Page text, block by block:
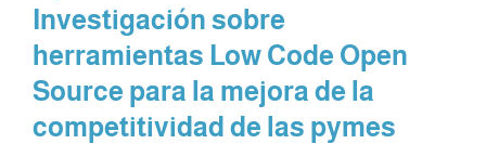
Investigación sobre
herramientas Low Code Open
Source para la mejora de la
competitividad de las pymes